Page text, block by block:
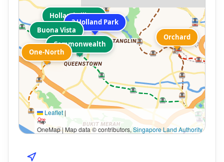
3 Holland Park
Holland Village
Commonwealth
Buona Vista
One-North
Orchard
Leaflet |
OneMap | Map data © contributors,Singapore Land Authority